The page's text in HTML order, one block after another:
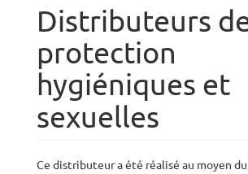
Distributeurs
protection
hygiéniques et
sexuelles
Ce distributeur a été réalisé au moyen